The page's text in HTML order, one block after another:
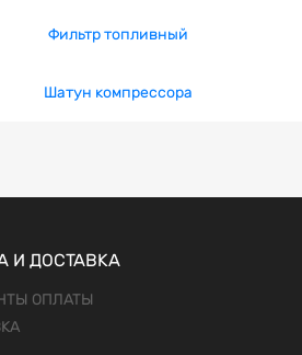
Фильтр топливный
Шатун компрессора
И ДОСТАВКА
ОПЛАТЫ